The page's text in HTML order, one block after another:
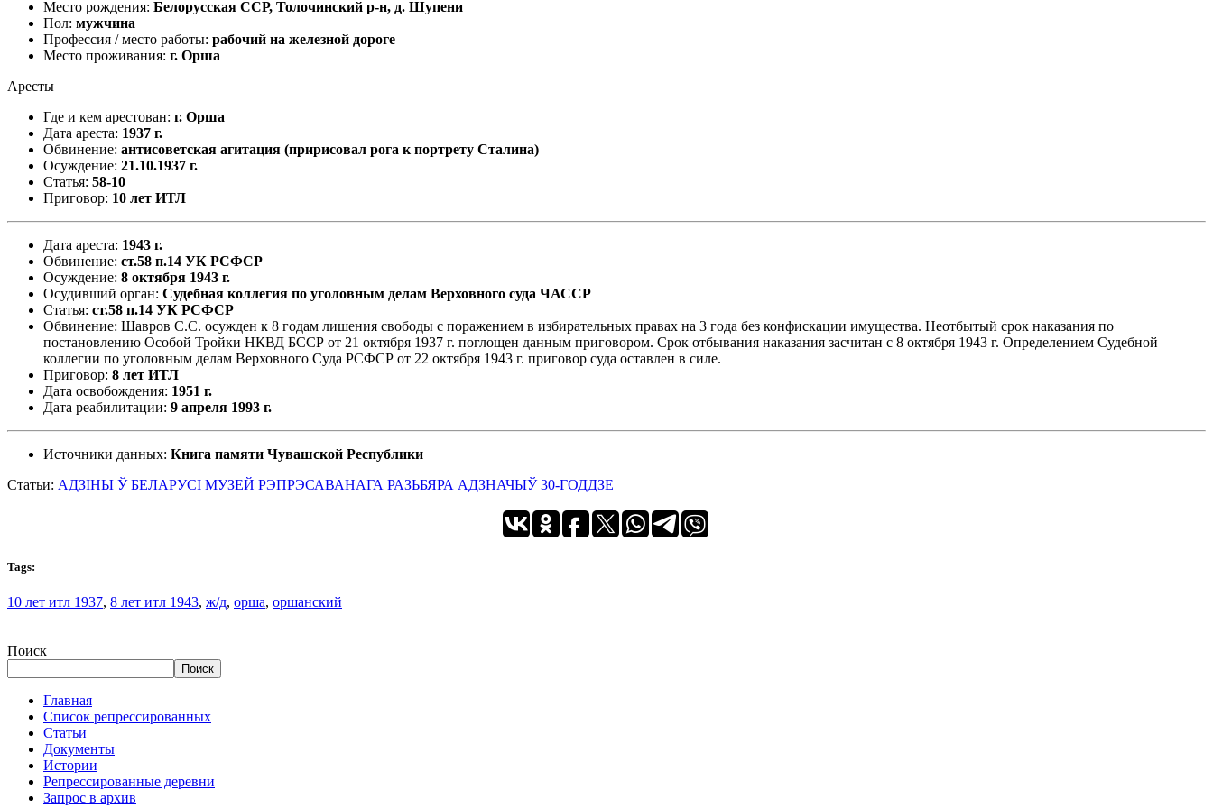
Место рождения: Белорусская ССР, Толочинский р-н, д. Шупени
Пол: мужчина
Профессия / место работы: рабочий на железной дороге
Место проживания: г. Орша
Аресты
Где и кем арестован: г. Орша
Дата ареста: 1937 г.
Обвинение: антисоветская агитация (пририсовал рога к портрету Сталина)
Осуждение: 21.10.1937 г.
Статья: 58-10
Приговор: 10 лет ИТЛ
Дата ареста: 1943 г.
Обвинение: ст.58 п.14 УК РСФСР
Осуждение: 8 октября 1943 г.
Осудивший орган: Судебная коллегия по уголовным делам Верховного суда ЧАССР
Статья: ст.58 п.14 УК РСФСР
Обвинение: Шавров С.С. осужден к 8 годам лишения свободы с поражением в избирательных правах на 3 года без конфискации имущества. Неотбытый срок наказания по
постановлению Особой Тройки НКВД БССР от 21 октября 1937 г. поглощен данным приговором. Срок отбывания наказания засчитан с 8 октября 1943 г. Определением Судебной
коллегии по уголовным делам Верховного Суда РСФСР от 22 октября 1943 г. приговор суда оставлен в силе.
Приговор: 8 лет ИТЛ
Дата освобождения: 1951 г.
Дата реабилитации: 9 апреля 1993 г.
Источники данных: Книга памяти Чувашской Республики
Статьи: АДЗІНЫ Ў БЕЛАРУСІ МУЗЕЙ РЭПРЭСАВАНАГА РАЗЬБЯРА АДЗНАЧЫЎ 30-ГОДДЗЕ
Tags:
10 лет итл 1937, 8 лет итл 1943, ж/д, орша, оршанский
Поиск
Поиск
Главная
Список репрессированных
Статьи
Документы
Истории
Репрессированные деревни
Запрос в архив